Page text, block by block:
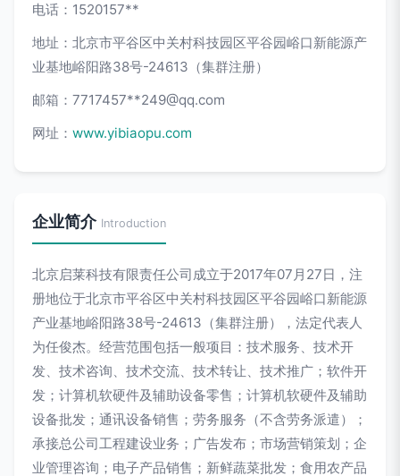
电话：1520157**
地址：北京市平谷区中关村科技园区平谷园峪口新能源产
业基地峪阳路38号-24613（集群注册）
邮箱：7717457**249@qq.com
网址： www.yibiaopu.com
企业简介 Introduction
北京启莱科技有限责任公司成立于2017年07月27日，注
册地位于北京市平谷区中关村科技园区平谷园峪口新能源
产业基地峪阳路38号-24613（集群注册），法定代表人
为任俊杰。经营范围包括一般项目：技术服务、技术开
发、技术咨询、技术交流、技术转让、技术推广；软件开
发；计算机软硬件及辅助设备零售；计算机软硬件及辅助
设备批发；通讯设备销售；劳务服务（不含劳务派遣）；
承接总公司工程建设业务；广告发布；市场营销策划；企
业管理咨询；电子产品销售；新鲜蔬菜批发；食用农产品